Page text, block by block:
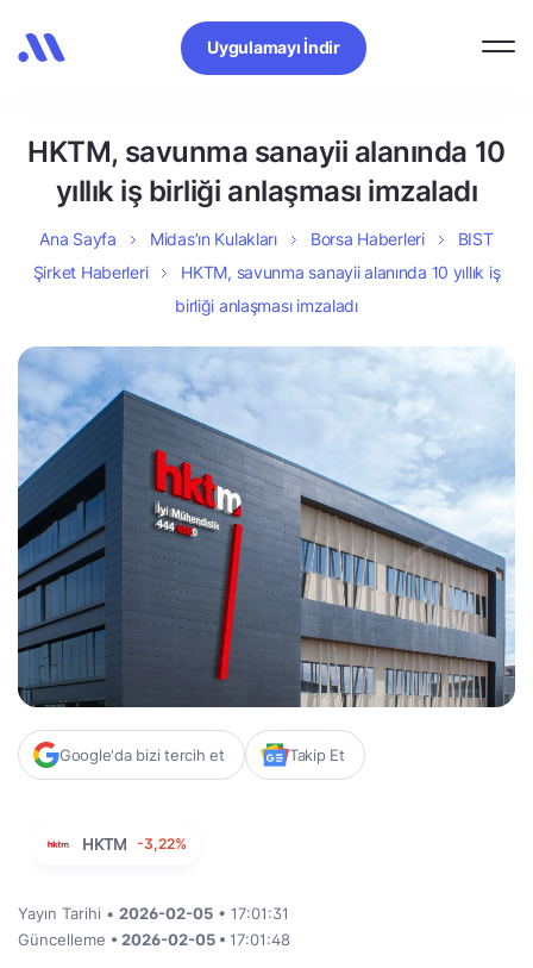
Uygulamayı İndir
HKTM, savunma sanayii alanında 10
yıllık iş birliği anlaşması imzaladı
Ana Sayfa Midas’ın Kulakları Borsa Haberleri
BIST
Şirket Haberleri
HKTM, savunma sanayii alanında 10 yıllık iş
birliği anlaşması imzaladı
Google'da bizi tercih et Takip Et
HKTM -3,22%
Yayın Tarihi • 2026-02-05 • 17:01:31
Güncelleme • 2026-02-05 • 17:01:48